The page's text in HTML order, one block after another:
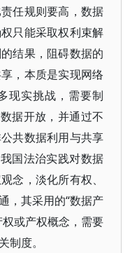
任规则要高，数据
只能采取权利束解
结果，阻碍数据的
，本质是实现网络
现实挑战，需要制
据开放，并通过不
共数据利用与共享
国法治实践对数据
念，淡化所有权、
，其采用的“数据产
或产权概念，需要
制度。